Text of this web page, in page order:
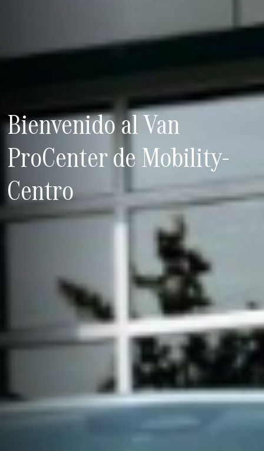
Bienvenido al Van
ProCenter de Mobility-
Centro